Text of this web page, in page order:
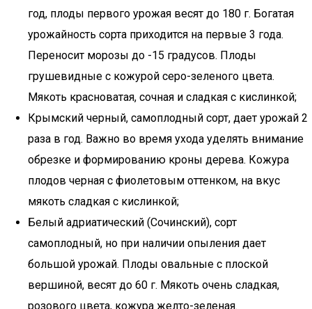
год, плоды первого урожая весят до 180 г. Богатая
урожайность сорта приходится на первые 3 года.
Переносит морозы до -15 градусов. Плоды
грушевидные с кожурой серо-зеленого цвета.
Мякоть красноватая, сочная и сладкая с кислинкой;
Крымский черный, самоплодный сорт, дает урожай 2
раза в год. Важно во время ухода уделять внимание
обрезке и формированию кроны дерева. Кожура
плодов черная с фиолетовым оттенком, на вкус
мякоть сладкая с кислинкой;
Белый адриатический (Сочинский), сорт
самоплодный, но при наличии опыления дает
большой урожай. Плоды овальные с плоской
вершиной, весят до 60 г. Мякоть очень сладкая,
розового цвета, кожура желто-зеленая.